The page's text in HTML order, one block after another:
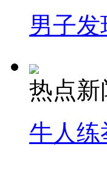
男子
热点新
牛人练